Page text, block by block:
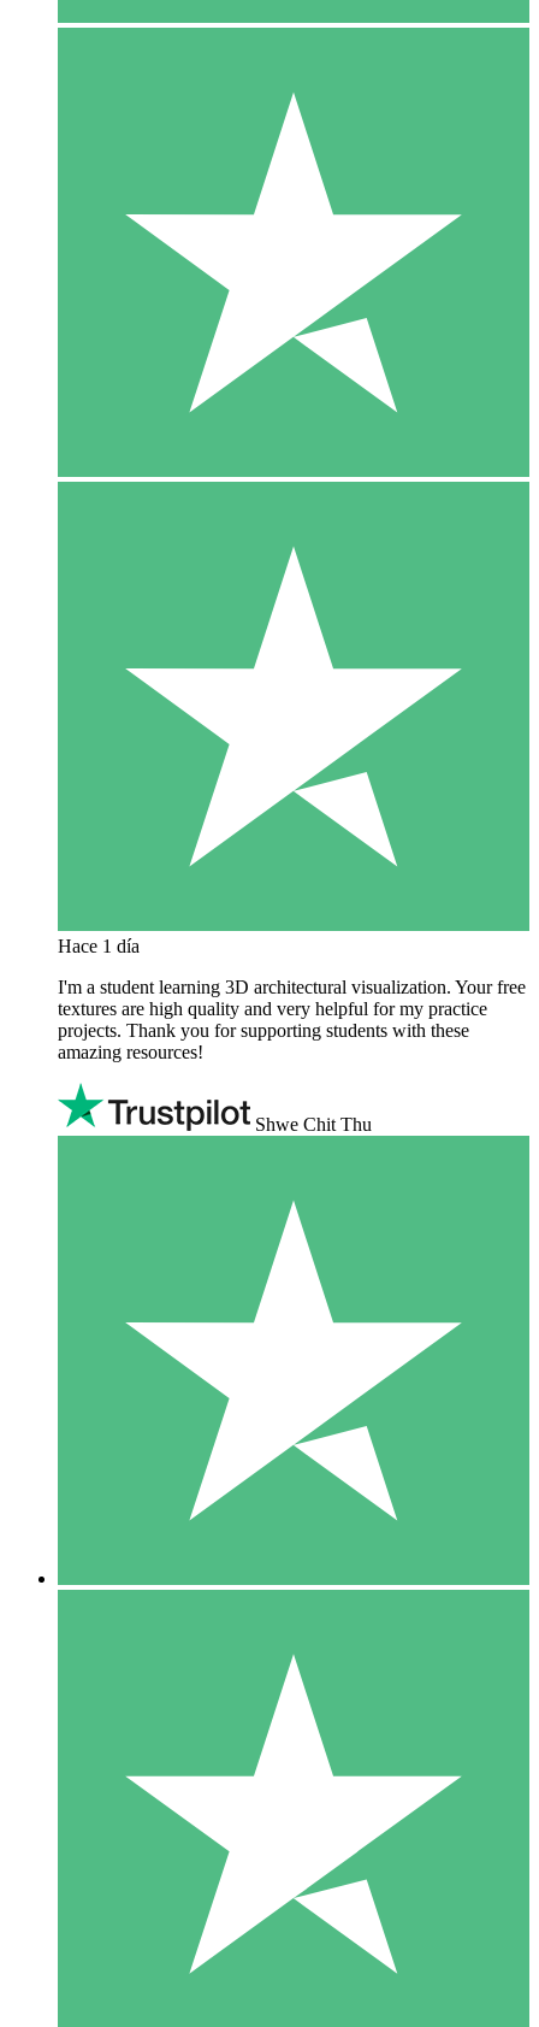
Hace 1 día
I'm a student learning 3D architectural visualization. Your free
textures are high quality and very helpful for my practice
projects. Thank you for supporting students with these
amazing resources!
Shwe Chit Thu